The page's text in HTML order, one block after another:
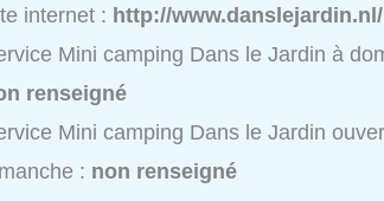
internet : http://www.danslejardin.nl/
Mini camping Dans le Jardin à
renseigné
Mini camping Dans le Jardin
: non renseigné